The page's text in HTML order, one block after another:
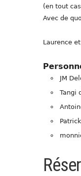
(en tout
Avec de
Laurence
JM
Tangi